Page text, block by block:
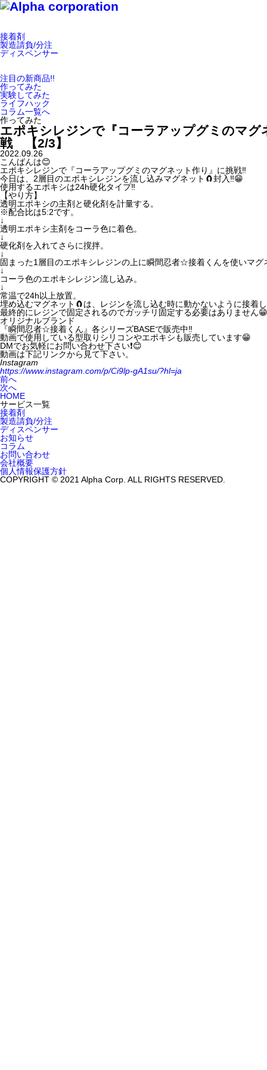
接着剤
製造請負/分注
ディスペンサー
注目の新商品!!
作ってみた
実験してみた
ライフハック
コラム一覧へ
作ってみた
エポキシレジンで『コーラアップグミのマグ
戦 【2/3】
2022.09.26
こんばんは😊
エポキシレジンで『コーラアップグミのマグネット作り』に挑戦‼️
今日は、2層目のエポキシレジンを流し込みマグネット🧲封入‼️😁
使用するエポキシは24h硬化タイプ‼️
【やり方】
透明エポキシの主剤と硬化剤を計量する。
※配合比は5:2です。
↓
透明エポキシ主剤をコーラ色に着色。
↓
硬化剤を入れてさらに撹拌。
↓
固まった1層目のエポキシレジンの上に瞬間忍者☆接着くんを使いマグ
↓
コーラ色のエポキシレジン流し込み。
↓
常温で24h以上放置。
埋め込むマグネット🧲は、レジンを流し込む時に動かないように接着
最終的にレジンで固定されるのでガッチリ固定する必要はありません😁
オリジナルブランド
『瞬間忍者☆接着くん』各シリーズBASEで販売中‼️
動画で使用している型取りシリコンやエポキシも販売しています😁
DMでお気軽にお問い合わせ下さい❗️😊
動画は下記リンクから見て下さい。
Instagram
https://www.instagram.com/p/Ci9lp-gA1su/?hl=ja
前へ
次へ
HOME
サービス一覧
接着剤
製造請負/分注
ディスペンサー
お知らせ
コラム
お問い合わせ
会社概要
個人情報保護方針
COPYRIGHT © 2021 Alpha Corp. ALL RIGHTS RESERVED.